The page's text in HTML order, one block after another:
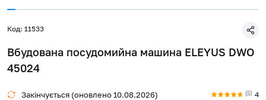
Код: 11533
Вбудована посудомийна машина ELEYUS DWO
45024
Закінчується (оновлено 10.08.2026) 4